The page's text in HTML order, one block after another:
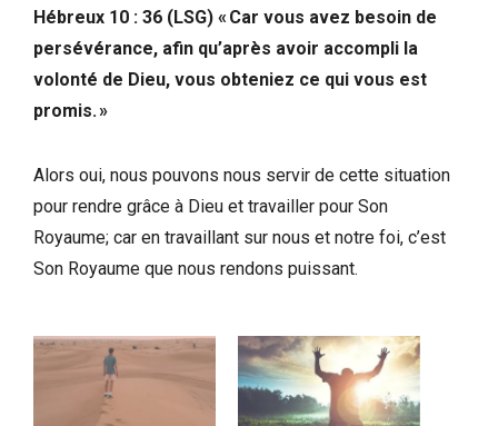
Hébreux 10 : 36 (LSG) « Car vous avez besoin de
persévérance, afin qu’après avoir accompli la
volonté de Dieu, vous obteniez ce qui vous est
promis. »
Alors oui, nous pouvons nous servir de cette situation
pour rendre grâce à Dieu et travailler pour Son
Royaume; car en travaillant sur nous et notre foi, c’est
Son Royaume que nous rendons puissant.